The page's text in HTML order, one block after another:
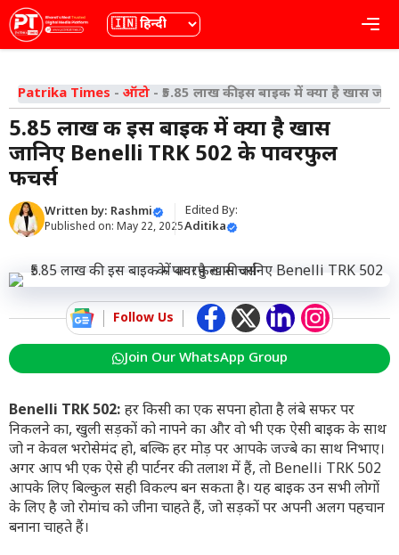
Skip
to
content
भाषा
Patrika Times - ऑटो - ₹5.85 लाख की इस बाइक में क्या है खास
₹5.85 लाख की इस बाइक में क्या है खास
जानिए Benelli TRK 502 के पावरफुल
फीचर्स
Written by: Rashmi
Published on: May 22, 2025
Edited By:
Aditika
Follow Us
Join Our WhatsApp Group
Benelli TRK 502: हर किसी का एक सपना होता है लंबे सफर पर
निकलने का, खुली सड़कों को नापने का और वो भी एक ऐसी बाइक के साथ
जो न केवल भरोसेमंद हो, बल्कि हर मोड़ पर आपके जज्बे का साथ निभाए।
अगर आप भी एक ऐसे ही पार्टनर की तलाश में हैं, तो Benelli TRK 502
आपके लिए बिल्कुल सही विकल्प बन सकता है। यह बाइक उन सभी लोगों
के लिए है जो रोमांच को जीना चाहते हैं, जो सड़कों पर अपनी अलग पहचान
बनाना चाहते हैं।